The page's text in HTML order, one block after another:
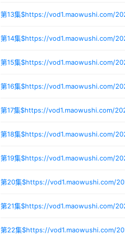
第13集$https://vod1.maowushi.com/
第14集$https://vod1.maowushi.com/
第15集$https://vod1.maowushi.com/
第16集$https://vod1.maowushi.com/
第17集$https://vod1.maowushi.com/
第18集$https://vod1.maowushi.com/
第19集$https://vod1.maowushi.com/
第20集$https://vod1.maowushi.com/
第21集$https://vod1.maowushi.com/
第22集$https://vod1.maowushi.com/